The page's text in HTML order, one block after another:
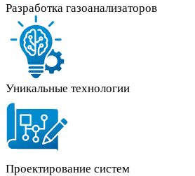
Разработка газоанализаторов
Уникальные технологии
Проектирование систем